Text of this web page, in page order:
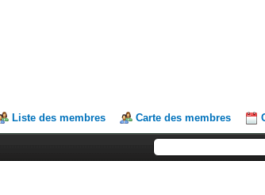
Liste des membres Carte des membres